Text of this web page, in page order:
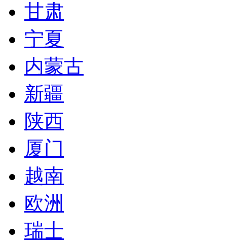
甘肃
宁夏
内蒙古
新疆
陕西
厦门
越南
欧洲
瑞士